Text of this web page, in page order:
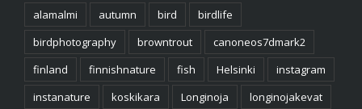
alamalmi autumn bird
birdlife
birdphotography
browntrout
canoneos7dmark2
finland
finnishnature fish Helsinki
instagram
instanature
koskikara Longinoja
longinojakevat